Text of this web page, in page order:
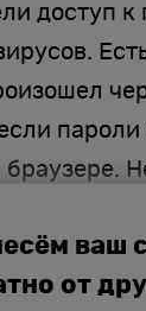
доступ к
их вваш
от